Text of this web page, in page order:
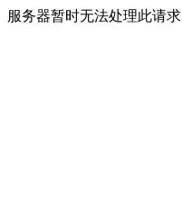
服务器暂时无法处理此请求